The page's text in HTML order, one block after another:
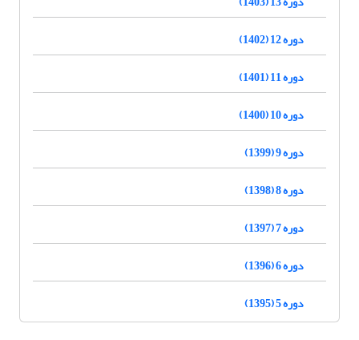
دوره 12 (1402)
دوره 11 (1401)
دوره 10 (1400)
دوره 9 (1399)
دوره 8 (1398)
دوره 7 (1397)
دوره 6 (1396)
دوره 5 (1395)